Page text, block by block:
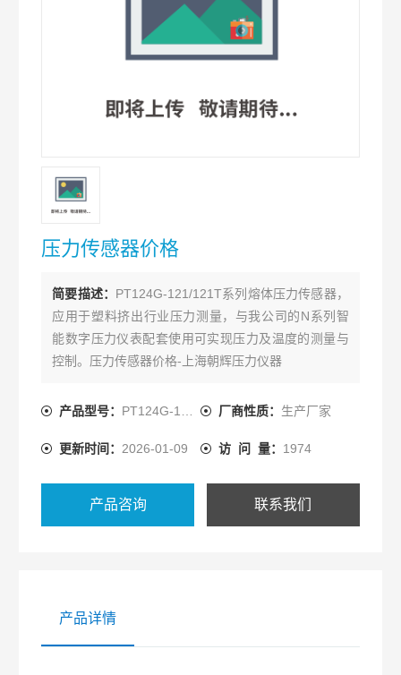
压力传感器价格
简要描述： PT124G-121/121T系列熔体压力传感器，
应用于塑料挤出行业压力测量，与我公司的N系列智
能数字压力仪表配套使用可实现压力及温度的测量与
控制。压力传感器价格-上海朝辉压力仪器
产品型号： PT124G-121/121T 厂商性质： 生产厂家
更新时间： 2026-01-09 访 问 量： 1974
产品咨询 联系我们
产品详情